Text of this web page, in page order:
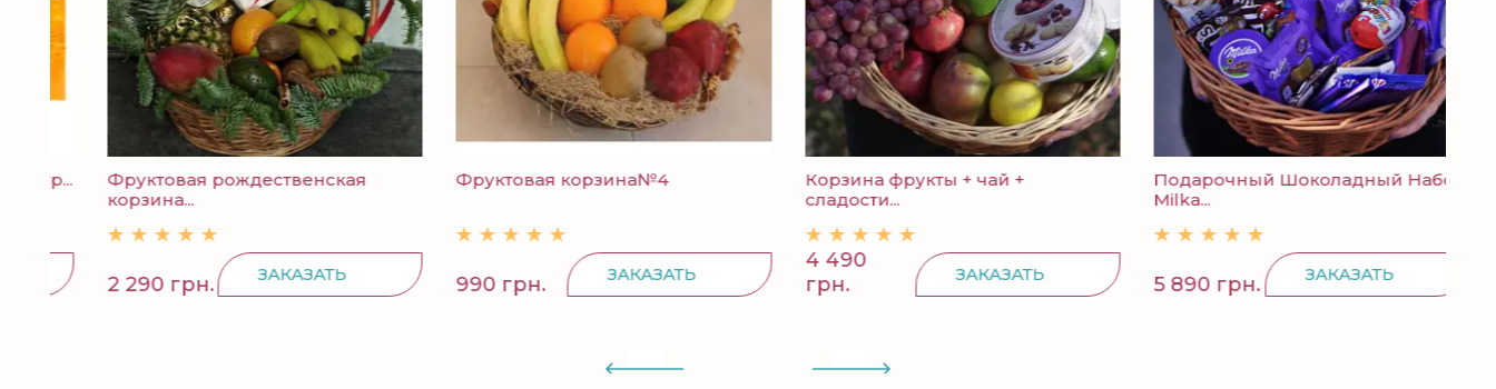
Фруктовая рождественская
корзина...
2 290 грн. ЗАКАЗАТЬ
Фруктовая корзина№4
990 грн. ЗАКАЗАТЬ
Корзина фрукты + чай +
сладости...
4 490
грн.
ЗАКАЗАТЬ
Подарочный Шоколадный Набор
Milka...
5 890 грн. ЗАКАЗАТЬ